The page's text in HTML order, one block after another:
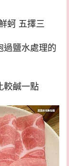
蚵 五擇三
過鹽水處理的
較鹹一點